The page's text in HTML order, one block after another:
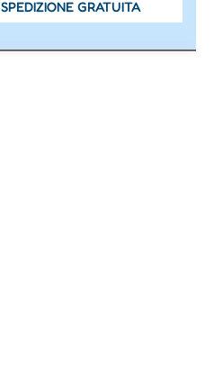
SPEDIZIONE GRATUITA